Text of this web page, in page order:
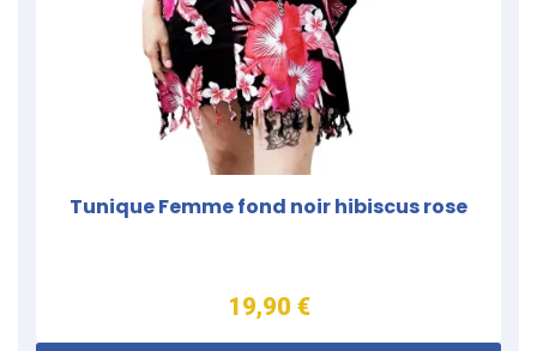
Tunique Femme fond noir hibiscus rose
19,90 €